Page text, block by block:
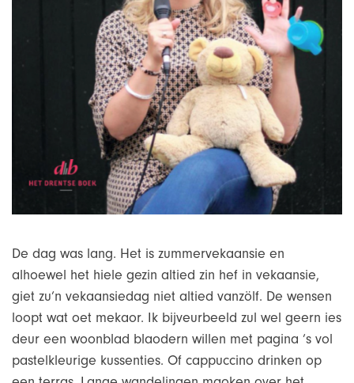
De dag was lang. Het is zummervekaansie en
alhoewel het hiele gezin altied zin hef in vekaansie,
giet zu’n vekaansiedag niet altied vanzölf. De wensen
loopt wat oet mekaor. Ik bijveurbeeld zul wel geern ies
deur een woonblad blaodern willen met pagina ’s vol
pastelkleurige kussenties. Of cappuccino drinken op